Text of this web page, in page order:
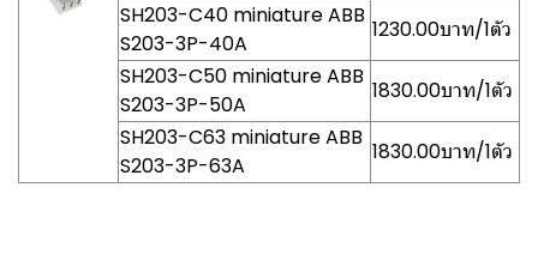
SH203-C40 miniature ABB
S203-3P-40A
1230.00บาท/1ตัว
SH203-C50 miniature ABB
S203-3P-50A
1830.00บาท/1ตัว
SH203-C63 miniature ABB
S203-3P-63A
1830.00บาท/1ตัว